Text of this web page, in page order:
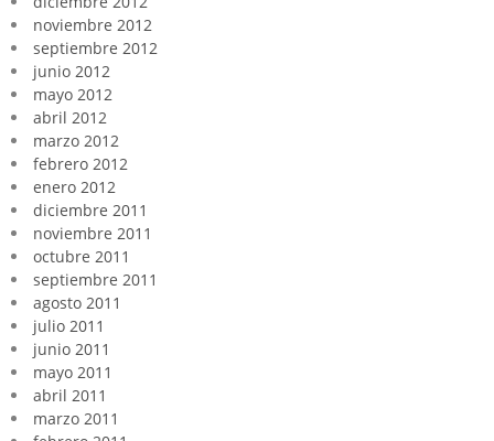
noviembre 2012
septiembre 2012
junio 2012
mayo 2012
abril 2012
marzo 2012
febrero 2012
enero 2012
diciembre 2011
noviembre 2011
octubre 2011
septiembre 2011
agosto 2011
julio 2011
junio 2011
mayo 2011
abril 2011
marzo 2011